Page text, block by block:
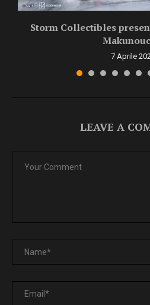
Storm Collectibles
7 Aprile
LEAVE A